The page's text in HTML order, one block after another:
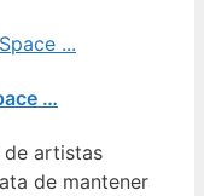
…
de artistas
de mantener